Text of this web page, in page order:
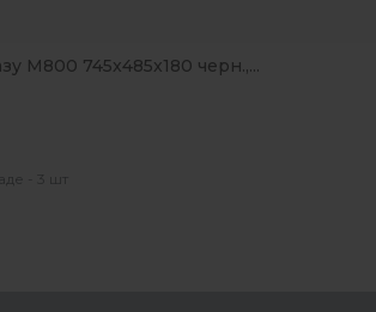
М800 745x485x180 черн.,...
- 3 шт